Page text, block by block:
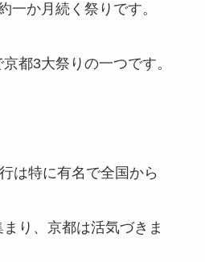
一か月続く祭りです。
都3大祭りの一つです。
は特に有名で全国から
り、京都は活気づきま